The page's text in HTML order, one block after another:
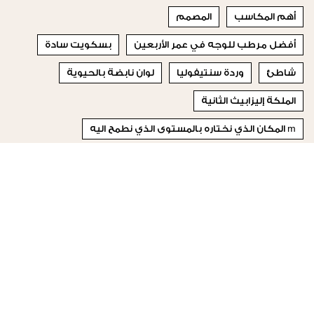
أهم المكاسب المصمم
أفضل مرطب للوجه في عمر الأربعين بسكويت سادة
شاطئ وردة سنتيفوليا لوان نابضة بالحيوية
الملكة إليزابيث الثانية
m المكان الذي نختاره بالمستوى الذي نطمح اليه